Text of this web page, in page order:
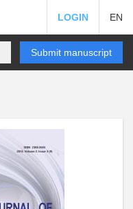
LOGIN EN
Submit manuscript